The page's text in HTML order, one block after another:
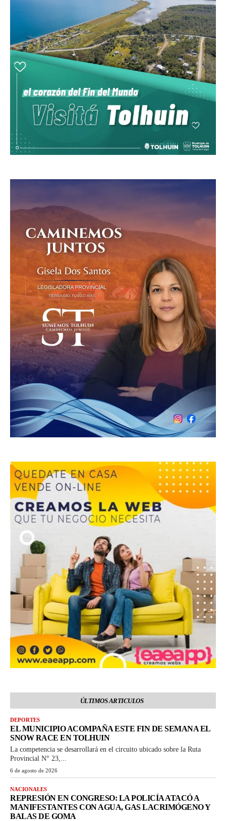
ÚLTIMOS ARTICULOS
DEPORTES
EL MUNICIPIO ACOMPAÑA ESTE FIN DE SEMANA EL
SNOW RACE EN TOLHUIN
La competencia se desarrollará en el circuito ubicado sobre la Ruta
Provincial N° 23,...
6 de agosto de 2026
NACIONALES
REPRESIÓN EN CONGRESO: LA POLICÍA ATACÓ A
MANIFESTANTES CON AGUA, GAS LACRIMÓGENO Y
BALAS DE GOMA